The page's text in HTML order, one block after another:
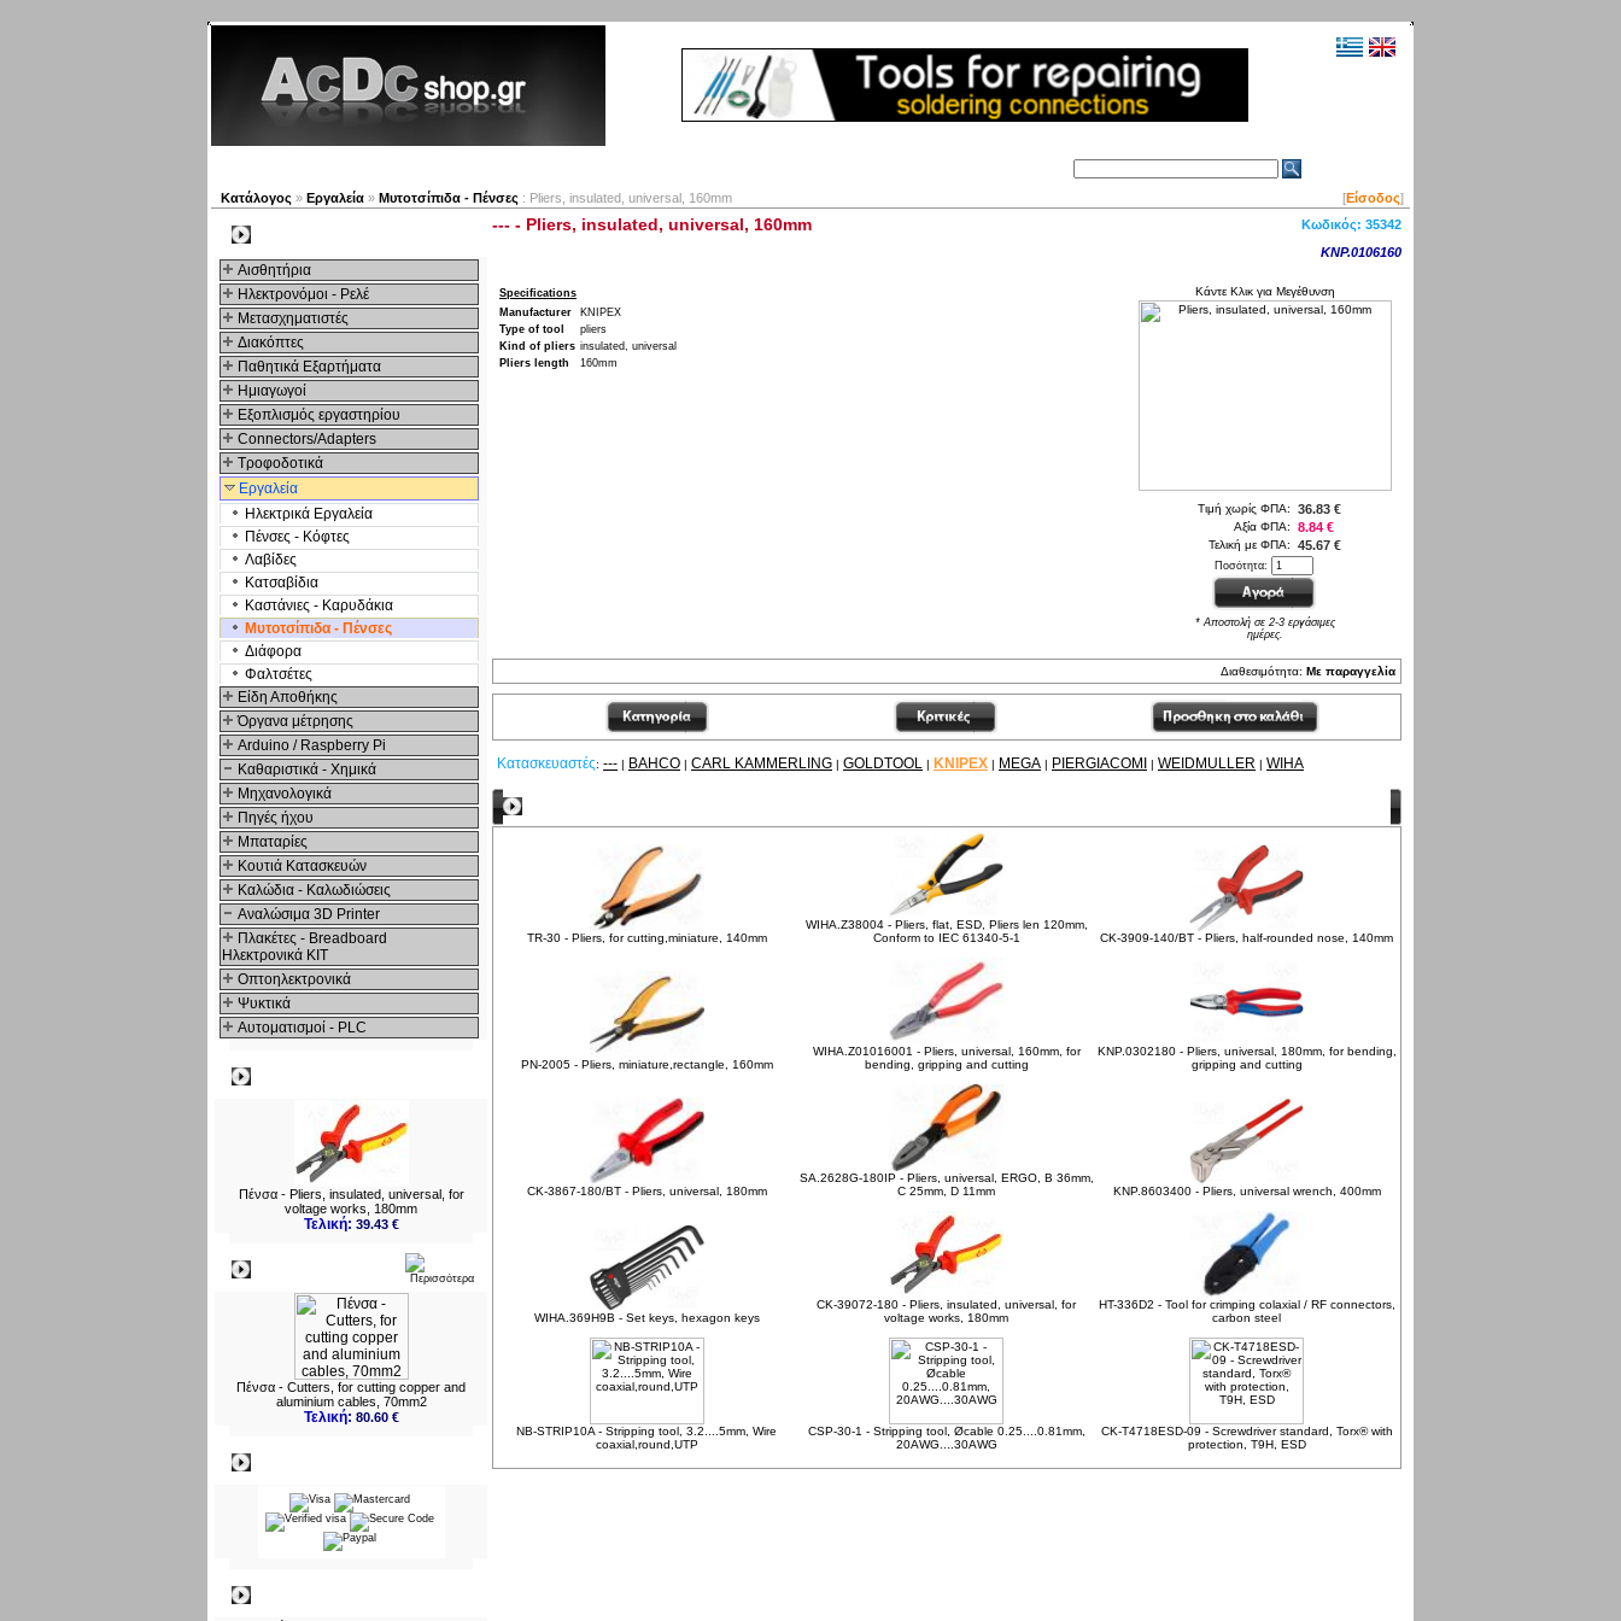
Κατάλογος » Εργαλεία » Μυτοτσίπιδα - Πένσες : Pliers, insulated, universal, 160mm [Είσοδος]
Αισθητήρια
Ηλεκτρονόμοι - Ρελέ
Μετασχηματιστές
Διακόπτες
Παθητικά Εξαρτήματα
Hμιαγωγοί
Εξοπλισμός εργαστηρίου
Connectors/Adapters
Τροφοδοτικά
Εργαλεία
Ηλεκτρικά Εργαλεία
Πένσες - Κόφτες
Λαβίδες
Κατσαβίδια
Καστάνιες - Καρυδάκια
Μυτοτσίπιδα - Πένσες
Διάφορα
Φαλτσέτες
Είδη Αποθήκης
Όργανα μέτρησης
Arduino / Raspberry Pi
Καθαριστικά - Χημικά
Μηχανολογικά
Πηγές ήχου
Μπαταρίες
Κουτιά Κατασκευών
Καλώδια - Καλωδιώσεις
Αναλώσιμα 3D Printer
Πλακέτες - Breadboard
Ηλεκτρονικά ΚΙΤ
Οπτοηλεκτρονικά
Ψυκτικά
Αυτοματισμοί - PLC
Πένσα - Pliers, insulated, universal, for
voltage works, 180mm
Τελική: 39.43 €
Πένσα - Cutters, for cutting copper and
aluminium cables, 70mm2
Τελική: 80.60 €
--- - Pliers, insulated, universal, 160mm Κωδικός: 35342
KNP.0106160
Κάντε Κλικ για Μεγέθυνση
Τιμή χωρίς ΦΠΑ: 36.83 €
Αξία ΦΠΑ: 8.84 €
Τελική με ΦΠΑ: 45.67 €
Ποσότητα:
* Αποστολή σε 2-3 εργάσιμες
ημέρες.
Specifications
Manufacturer
KNIPEX
Type of tool
pliers
Kind of pliers insulated, universal
Pliers length
160mm
Διαθεσιμότητα: Με παραγγελία
Κατασκευαστές: --- | BAHCO | CARL KAMMERLING | GOLDTOOL | KNIPEX | MEGA | PIERGIACOMI | WEIDMULLER | WIHA
TR-30 - Pliers, for cutting,miniature, 140mm
WIHA.Z38004 - Pliers, flat, ESD, Pliers len 120mm,
Conform to IEC 61340-5-1
CK-3909-140/BT - Pliers, half-rounded nose, 140mm
PN-2005 - Pliers, miniature,rectangle, 160mm
WIHA.Z01016001 - Pliers, universal, 160mm, for
bending, gripping and cutting
KNP.0302180 - Pliers, universal, 180mm, for bending,
gripping and cutting
CK-3867-180/BT - Pliers, universal, 180mm
SA.2628G-180IP - Pliers, universal, ERGO, B 36mm,
C 25mm, D 11mm
KNP.8603400 - Pliers, universal wrench, 400mm
WIHA.369H9B - Set keys, hexagon keys
CK-39072-180 - Pliers, insulated, universal, for
voltage works, 180mm
HT-336D2 - Tool for crimping colaxial / RF connectors,
carbon steel
NB-STRIP10A - Stripping tool, 3.2....5mm, Wire
coaxial,round,UTP
CSP-30-1 - Stripping tool, Øcable 0.25....0.81mm,
20AWG....30AWG
CK-T4718ESD-09 - Screwdriver standard, Torx® with
protection, T9H, ESD